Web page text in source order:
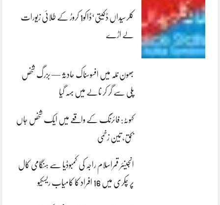
کلرسیداں ڈکیتی‘ڈاکو1 کروڑ کے طلائی زیورات
لے اڑے
بھون نلہ میں افسوسناک حادثہ — بزرگ شخص
پلی سے گر کر نالے میں بہہ گیا
کہوٹہ: فائرنگ کے واقعے میں ایک شخص جاں
بحق، تین زخمی
انجینئر قمراسلام راجہ کی کمبوڈیا سے ہنگامی کال
پر چکری میں 16 افراد کا کامیاب ریسکیو